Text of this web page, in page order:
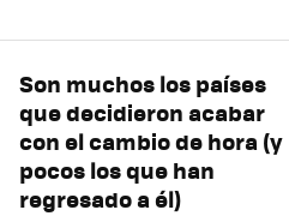
Son muchos los países
que decidieron acabar
con el cambio de hora (y
pocos los que han
regresado a él)